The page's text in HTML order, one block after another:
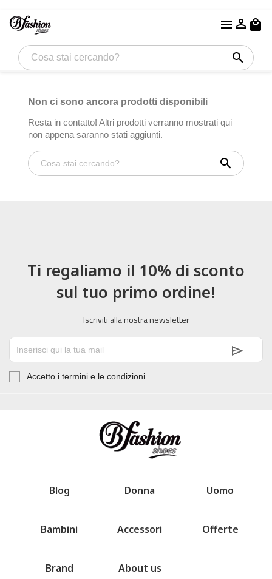
  local_mall
search
Non ci sono ancora prodotti disponibili
Resta in contatto! Altri prodotti verranno mostrati qui
non appena saranno stati aggiunti.
search
Ti regaliamo il 10% di sconto
sul tuo primo ordine!
Iscriviti alla nostra newsletter
Accetto i termini e le condizioni
Blog Donna Uomo
Bambini Accessori Offerte
Brand About us